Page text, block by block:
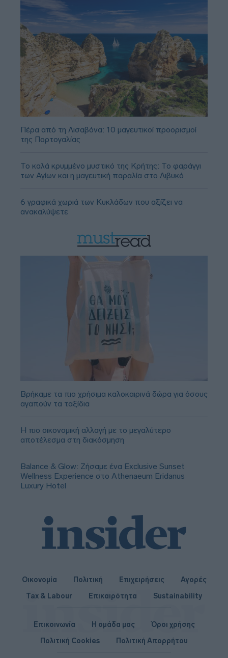
Πέρα από τη Λισαβόνα: 10 μαγευτικοί προορισμοί
της Πορτογαλίας
Το καλά κρυμμένο μυστικό της Κρήτης: Το φαράγγι
των Αγίων και η μαγευτική παραλία στο Λιβυκό
6 γραφικά χωριά των Κυκλάδων που αξίζει να
ανακαλύψετε
Βρήκαμε τα πιο χρήσιμα καλοκαιρινά δώρα για όσους
αγαπούν τα ταξίδια
Η πιο οικονομική αλλαγή με το μεγαλύτερο
αποτέλεσμα στη διακόσμηση
Balance & Glow: Ζήσαμε ένα Exclusive Sunset
Wellness Experience στο Athenaeum Eridanus
Luxury Hotel
Οικονομία Πολιτική Επιχειρήσεις
Αγορές
Tax & Labour
Επικαιρότητα Sustainability
Επικοινωνία Η ομάδα μας
Όροι χρήσης
Πολιτική Cookies
Πολιτική Απορρήτου